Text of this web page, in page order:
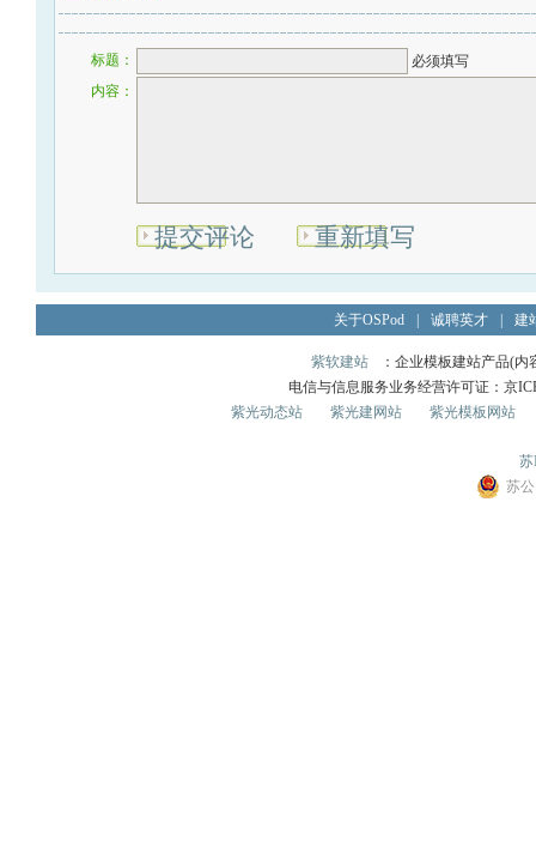
标题：
必须填写
内容：
提交评论 重新填写
关于OSPod 诚聘英才 建
紫软建站
：企业模板建站产品(
电信与信息服务业务经营许可证：京
紫光动态站
紫光建网站 紫光模板网站
苏
苏公